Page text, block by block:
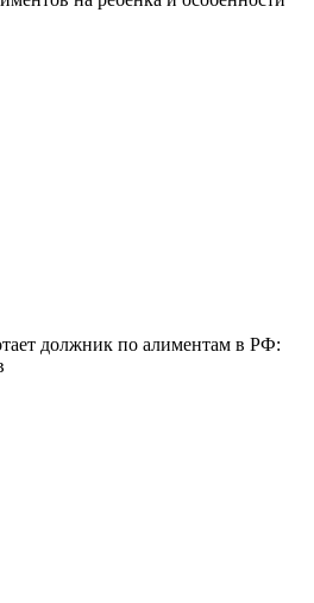
должник по алиментам в РФ: